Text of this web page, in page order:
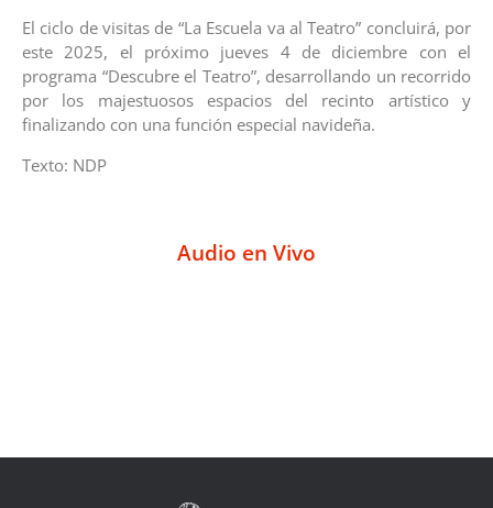
El ciclo de visitas de “La Escuela va al Teatro” concluirá, por
este 2025, el próximo jueves 4 de diciembre con el
programa “Descubre el Teatro”, desarrollando un recorrido
por los majestuosos espacios del recinto artístico y
finalizando con una función especial navideña.
Texto: NDP
Audio en Vivo